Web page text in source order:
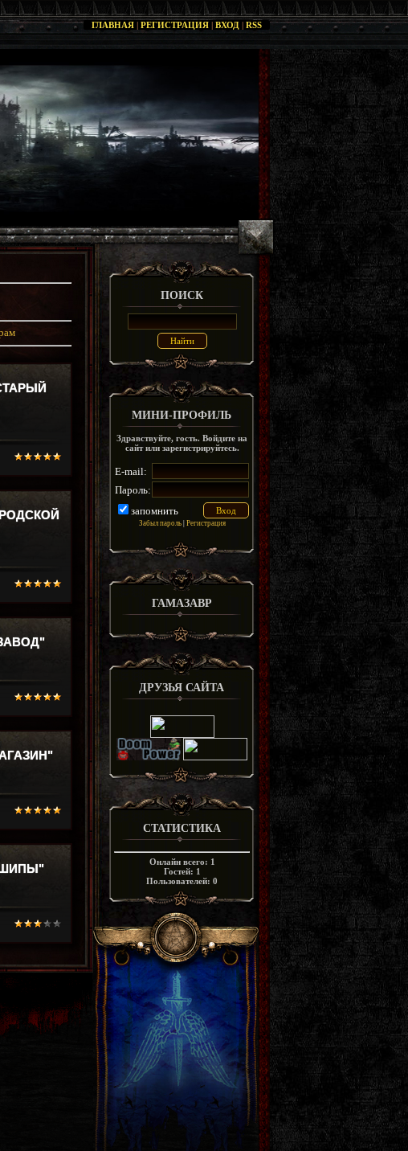
ГЛАВНАЯ | РЕГИСТРАЦИЯ | ВХОД | RSS
"ШИПЫ"
ПОИСК
МИНИ-ПРОФИЛЬ
Здравствуйте, гость. Войдите на
сайт или зарегистрируйтесь.
E-mail:
Пароль:
запомнить
Забыл пароль| Регистрация
ГАМАЗАВР
ДРУЗЬЯ САЙТА
СТАТИСТИКА
Онлайн всего: 1
Гостей: 1
Пользователей: 0